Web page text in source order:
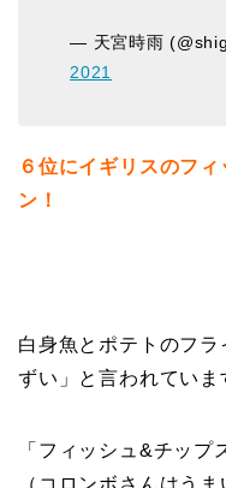
— 天宮時雨
2021
６位にイギリスのフ
ン！
白身魚とポテトのフラ
ずい」と言われていま
「フィッシュ&チップ
（コロンボさんはう